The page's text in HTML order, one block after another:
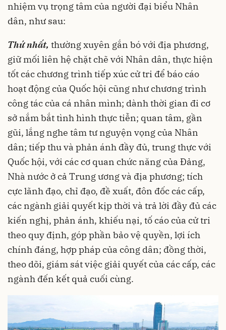
nhiệm vụ trọng tâm của người đại biểu Nhân
dân, như sau:
Thứ nhất, thường xuyên gắn bó với địa phương,
giữ mối liên hệ chặt chẽ với Nhân dân, thực hiện
tốt các chương trình tiếp xúc cử tri để báo cáo
hoạt động của Quốc hội cũng như chương trình
công tác của cá nhân mình; dành thời gian đi cơ
sở nắm bắt tình hình thực tiễn; quan tâm, gần
gũi, lắng nghe tâm tư nguyện vọng của Nhân
dân; tiếp thu và phản ánh đầy đủ, trung thực với
Quốc hội, với các cơ quan chức năng của Đảng,
Nhà nước ở cả Trung ương và địa phương; tích
cực lãnh đạo, chỉ đạo, đề xuất, đôn đốc các cấp,
các ngành giải quyết kịp thời và trả lời đầy đủ các
kiến nghị, phản ánh, khiếu nại, tố cáo của cử tri
theo quy định, góp phần bảo vệ quyền, lợi ích
chính đáng, hợp pháp của công dân; đồng thời,
theo dõi, giám sát việc giải quyết của các cấp, các
ngành đến kết quả cuối cùng.